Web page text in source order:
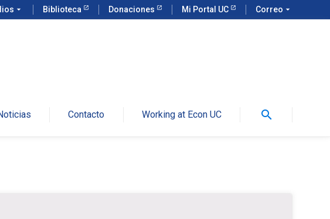
arrow_drop_down Biblioteca Donaciones Mi Portal UC Correo arrow_drop_down
Contacto Working at Econ UC search